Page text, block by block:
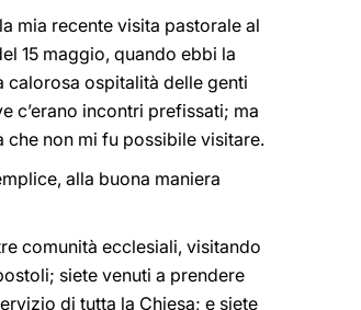
mia recente visita pastorale al
15 maggio, quando ebbi la
calorosa ospitalità delle genti
c’erano incontri prefissati; ma
che non mi fu possibile visitare.
alla buona maniera
comunità ecclesiali, visitando
siete venuti a prendere
di tutta la Chiesa; e siete